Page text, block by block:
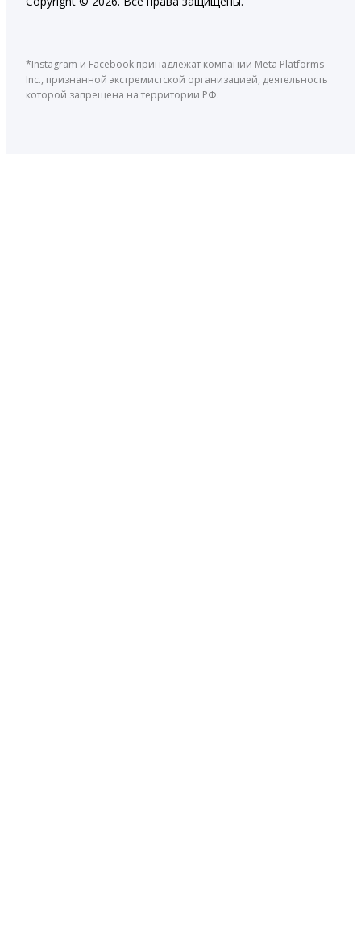
*Instagram и Facebook принадлежат компании Meta Platforms
Inc., признанной экстремистской организацией, деятельность
которой запрещена на территории РФ.